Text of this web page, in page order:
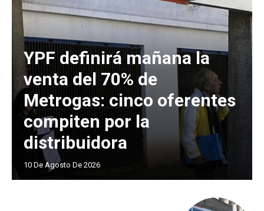
YPF definirá mañana la
venta del 70% de
Metrogas: cinco oferentes
compiten por la
distribuidora
10 De Agosto De 2026